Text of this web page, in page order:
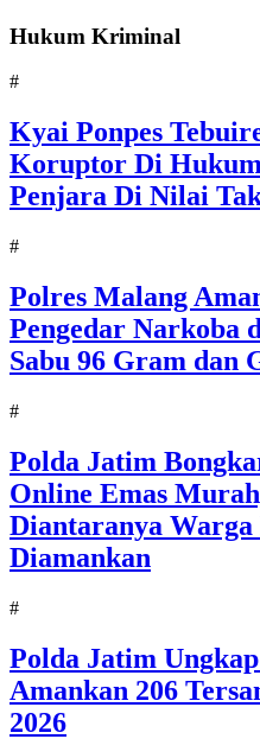
Hukum Kriminal
#
Kyai Ponpes
Koruptor Di
Penjara Di Nilai
#
Polres Malang
Pengedar Narkoba
Sabu 96 Gram dan
#
Polda Jatim
Online Emas
Diantaranya Warga
Diamankan
#
Polda Jatim
Amankan 206
2026